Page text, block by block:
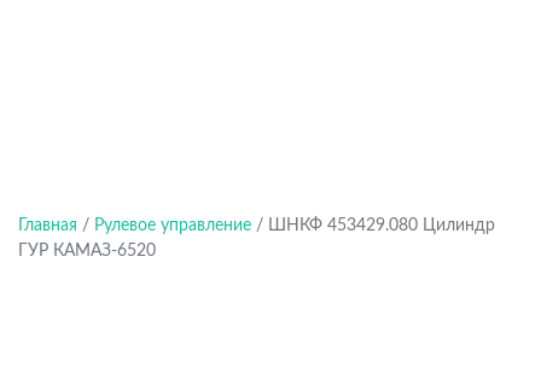
Главная / Рулевое управление / ШНКФ 453429.080 Цилиндр
ГУР КАМАЗ-6520